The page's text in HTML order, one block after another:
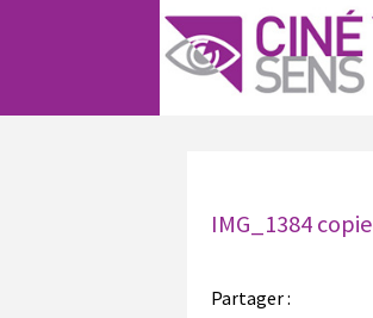
IMG_1384 copie
Partager :